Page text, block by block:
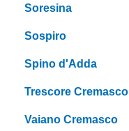
Soresina
Sospiro
Spino d'Adda
Trescore Cremasco
Vaiano Cremasco